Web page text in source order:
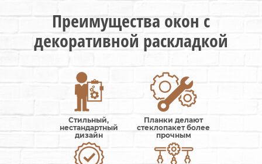
Преимущества окон с
декоративной раскладкой
Стильный,
нестандартный
дизайн
Планки делают
стеклопакет более
прочным